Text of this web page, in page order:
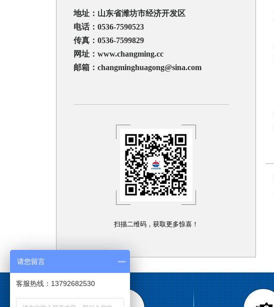
地址：山东省潍坊市经济开发区
电话：0536-7590523
传真：0536-7599829
网址：www.changming.cc
邮箱：changminghuagong@sina.com
扫描二维码，获取更多惊喜！
请您留言
客服热线：13792682530